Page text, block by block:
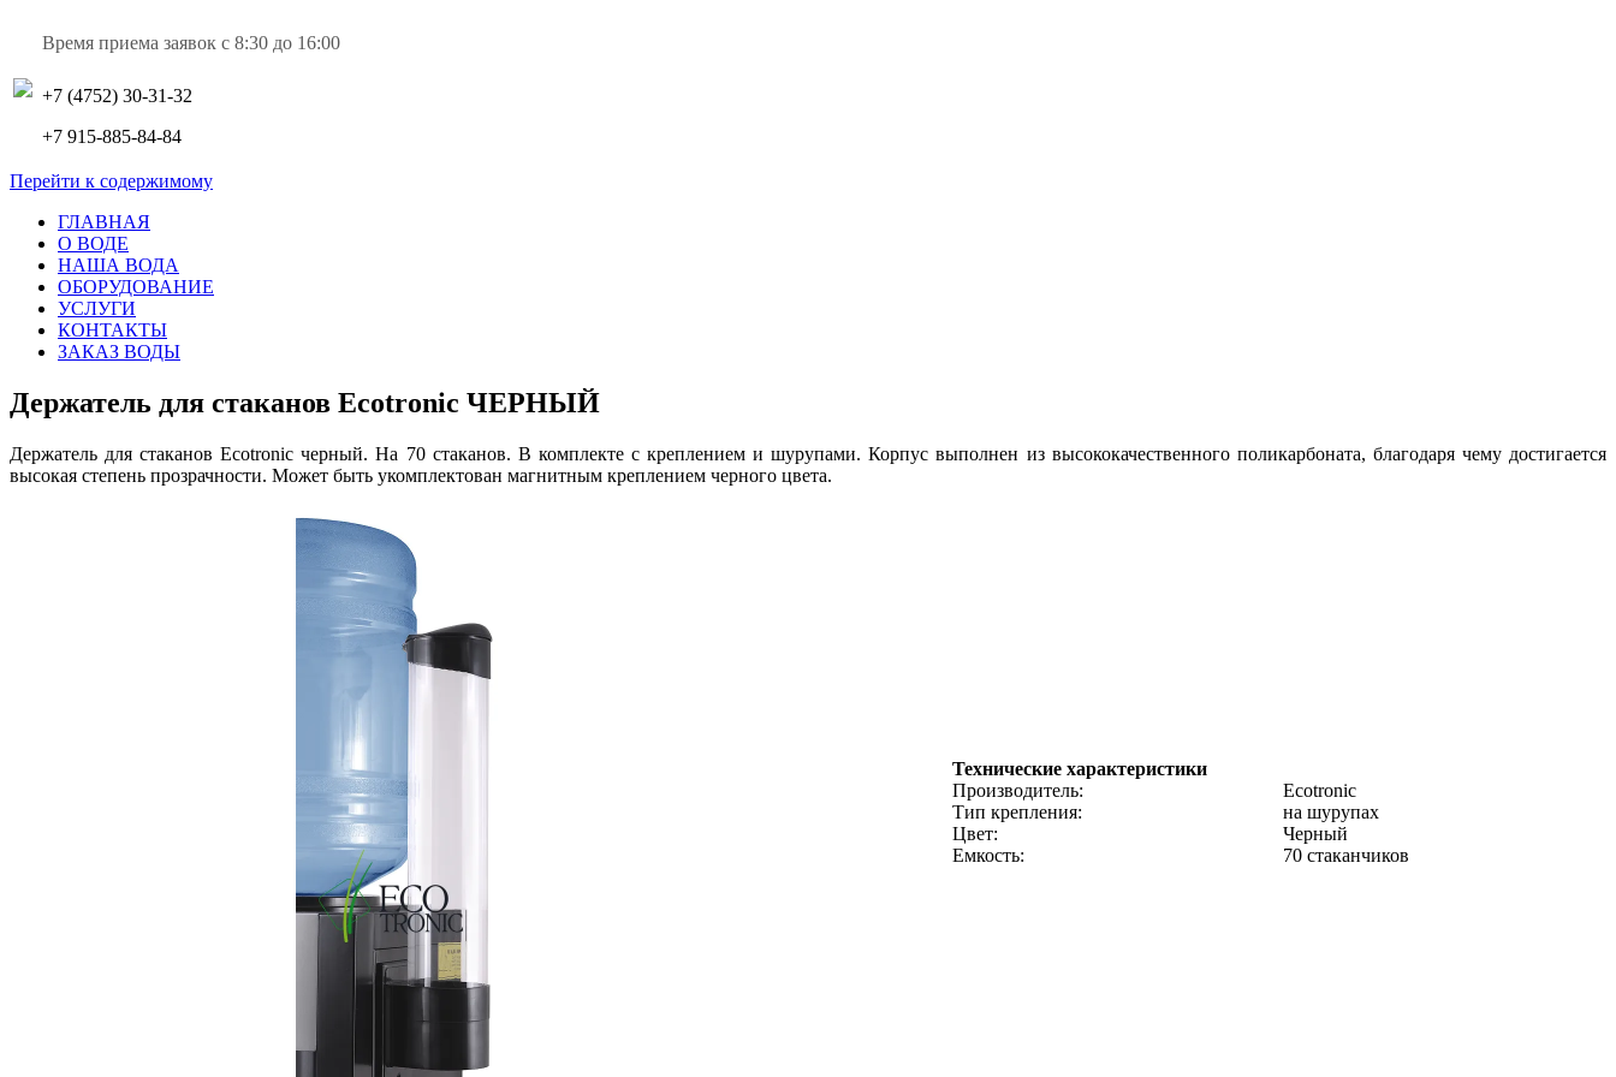
Время приема заявок с 8:30 до 16:00
+7 (4752) 30-31-32
+7 915-885-84-84
Перейти к содержимому
ГЛАВНАЯ
О ВОДЕ
НАША ВОДА
ОБОРУДОВАНИЕ
УСЛУГИ
КОНТАКТЫ
ЗАКАЗ ВОДЫ
Держатель для стаканов Ecotronic ЧЕРНЫЙ
Держатель для стаканов Ecotronic черный. На 70 стаканов. В комплекте с креплением и шурупами. Корпус выполнен из высококачественного поликарбоната, благодаря чему достигается
высокая степень прозрачности. Может быть укомплектован магнитным креплением черного цвета.
Технические характеристики
Производитель:
Ecotronic
Тип крепления:
на шурупах
Цвет:
Черный
Емкость:
70 стаканчиков